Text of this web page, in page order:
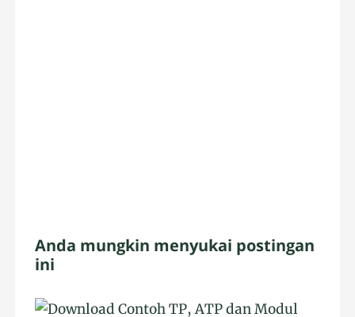
Anda mungkin menyukai postingan
ini